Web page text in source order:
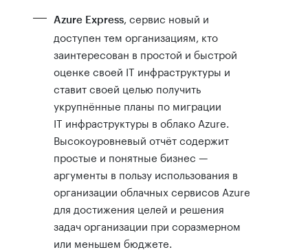
Azure Express, сервис новый и
доступен тем организациям, кто
заинтересован в простой и быстрой
оценке своей IT инфраструктуры и
ставит своей целью получить
укрупнённые планы по миграции
IT инфраструктуры в облако Azure.
Высокоуровневый отчёт содержит
простые и понятные бизнес —
аргументы в пользу использования в
организации облачных сервисов Azure
для достижения целей и решения
задач организации при соразмерном
или меньшем бюджете.